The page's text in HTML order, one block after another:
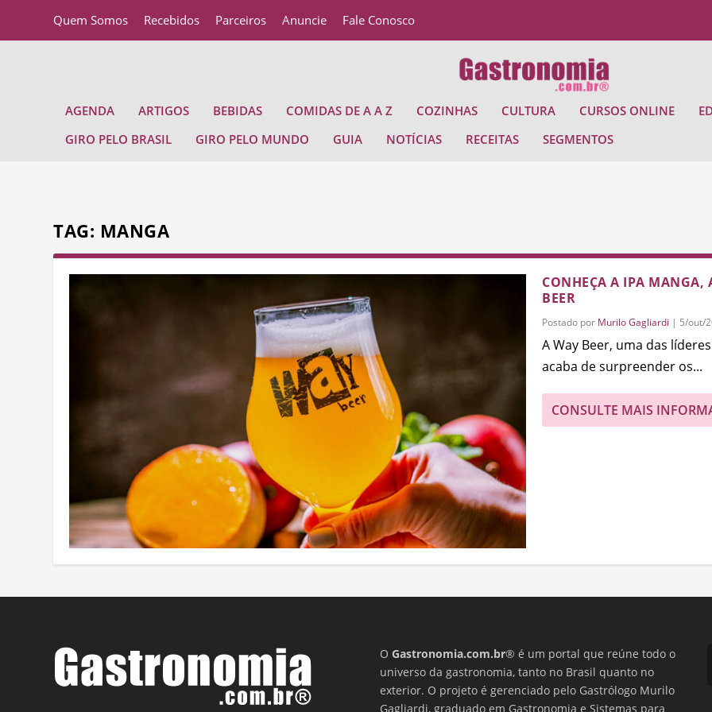
Quem Somos Recebidos Parceiros Anuncie Fale Conosco
AGENDA ARTIGOS BEBIDAS COMIDAS DE A A Z COZINHAS CULTURA CURSOS ONLINE
GIRO PELO BRASIL
GIRO PELO MUNDO GUIA NOTÍCIAS RECEITAS SEGMENTOS
TAG: MANGA
CONHEÇA A IPA MANGA,
BEER
Postado por Murilo Gagliardi | 5/out/
A Way Beer, uma das
acaba de surpreender os...
CONSULTE MAIS
OGastronomia.com.br® é um portal que reúne todo o
universo da gastronomia, tanto no Brasil quanto no
exterior. O projeto é gerenciado pelo Gastrólogo Murilo
Gagliardi, graduado em Gastronomia e Sistemas para